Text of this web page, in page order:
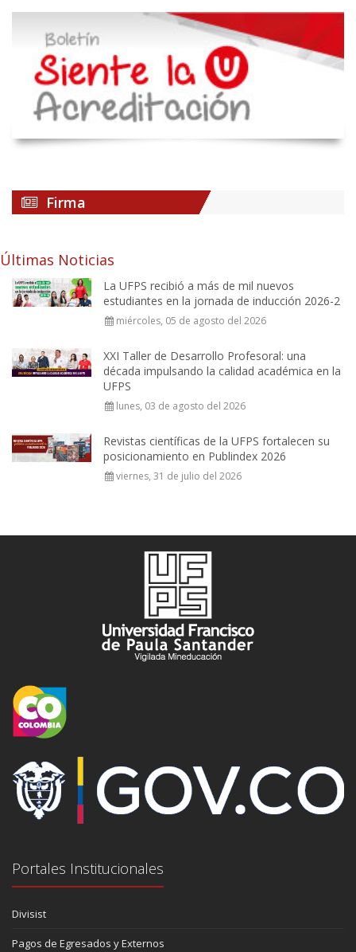
Firma
Últimas Noticias
La UFPS recibió a más de mil nuevos
estudiantes en la jornada de inducción 2026-2
miércoles, 05 de agosto del 2026
XXI Taller de Desarrollo Profesoral: una
década impulsando la calidad académica en la
UFPS
lunes, 03 de agosto del 2026
Revistas científicas de la UFPS fortalecen su
posicionamiento en Publindex 2026
viernes, 31 de julio del 2026
Portales Institucionales
Divisist
Pagos de Egresados y Externos